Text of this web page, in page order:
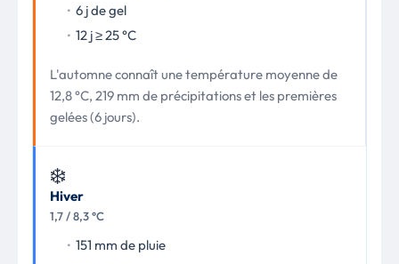
6 j de gel
12 j ≥ 25 °C
L'automne connaît une température moyenne de
12,8 °C, 219 mm de précipitations et les premières
gelées (6 jours).
❄️
Hiver
1,7 / 8,3 °C
151 mm de pluie